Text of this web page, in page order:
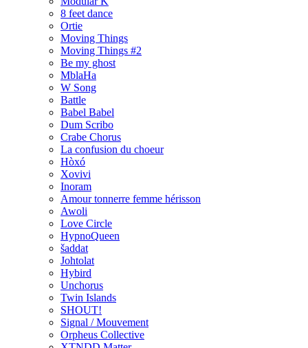
8 feet dance
Ortie
Moving Things
Moving Things #2
Be my ghost
MblaHa
W Song
Battle
Babel Babel
Dum Scribo
Crabe Chorus
La confusion du choeur
Hòxó
Xovivi
Inoram
Amour tonnerre femme hérisson
Awoli
Love Circle
HypnoQueen
šaddat
Johtolat
Hybird
Unchorus
Twin Islands
SHOUT!
Signal / Mouvement
Orpheus Collective